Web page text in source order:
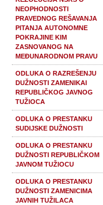
NEOPHODNOSTI
PRAVEDNOG REŠAVANJA
PITANJA AUTONOMNE
POKRAJINE KIM
ZASNOVANOG NA
MEĐUNARODNOM PRAVU
ODLUKA O RAZREŠENJU
DUŽNOSTI ZAMENIKAI
REPUBLIČKOG JAVNOG
TUŽIOCA
ODLUKA O PRESTANKU
SUDIJSKE DUŽNOSTI
ODLUKA O PRESTANKU
DUŽNOSTI REPUBLIČKOM
JAVNOM TUŽIOCU
ODLUKA O PRESTANKU
DUŽNOSTI ZAMENICIMA
JAVNIH TUŽILACA